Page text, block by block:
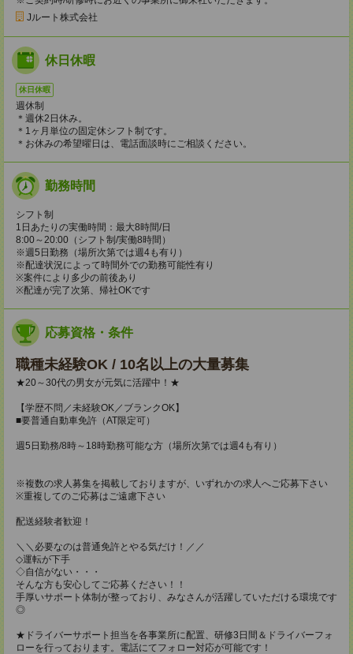
Jルート株式会社
休日休暇
休日休暇
週休制
＊週休2日休み。
＊1ヶ月単位の固定休シフト制です。
＊お休みの希望曜日は、電話面談時にご相談ください。
勤務時間
シフト制
1日あたりの実働時間：最大8時間/日
8:00～20:00（シフト制/実働8時間）
※週5日勤務（場所次第では週4も有り）
※配達状況によって時間外での勤務可能性有り
※案件により多少の前後あり
※配達が完了次第、帰社OKです
応募資格・条件
職種未経験OK / 10名以上の大量募集
★20～30代の男女が元気に活躍中！★
【学歴不問／未経験OK／ブランクOK】
■要普通自動車免許（AT限定可）
週5日勤務/8時～18時勤務可能な方（場所次第では週4も有り）
※複数の求人募集を掲載しておりますが、いずれかの求人へご応募下さい
※重複してのご応募はご遠慮下さい
配送経験者歓迎！
＼＼必要なのは普通免許とやる気だけ！／／
◇運転が下手
◇自信がない・・・
そんな方も安心してご応募ください！！
手厚いサポート体制が整っており、みなさんが活躍していただける環境です
◎
★ドライバーサポート担当を各事業所に配置、研修3日間＆ドライバーフォ
ローを行っております。電話にてフォロー対応が可能です！